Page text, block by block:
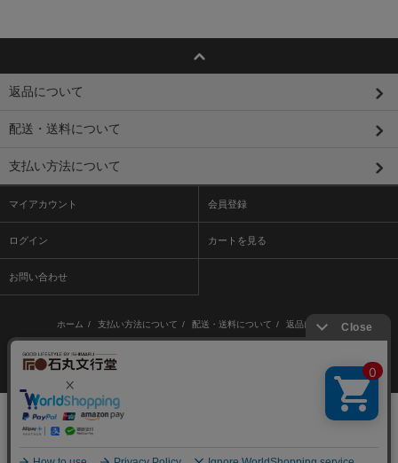
返品について
配送・送料について
支払い方法について
マイアカウント 会員登録
ログイン カートを見る
お問い合わせ
ホーム / 支払い方法について / 配送・送料について / 返品について
/
特定商取引法に基づく表記 / プライバシーポリシー / メルマガ登録・解除 / /